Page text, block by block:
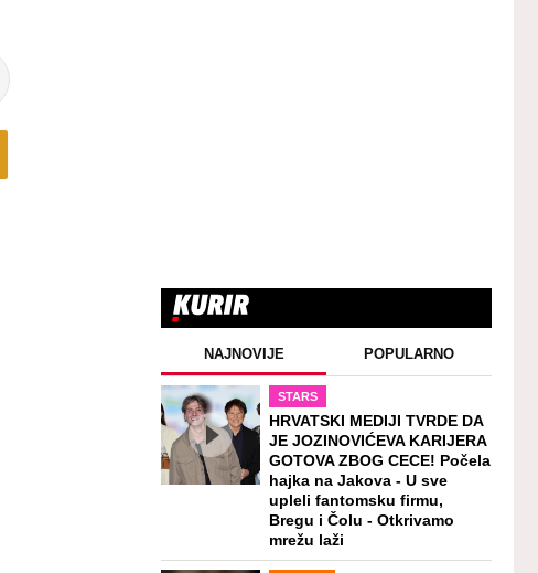
NAJNOVIJE POPULARNO
STARS
HRVATSKI MEDIJI TVRDE DA
JE JOZINOVIĆEVA KARIJERA
GOTOVA ZBOG CECE! Počela
hajka na Jakova - U sve
upleli fantomsku firmu,
Bregu i Čolu - Otkrivamo
mrežu laži